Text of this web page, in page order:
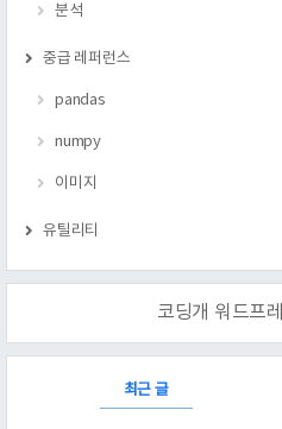
분석
중급 레퍼런스
pandas
numpy
이미지
유틸리티
코딩개 워드프
최근 글